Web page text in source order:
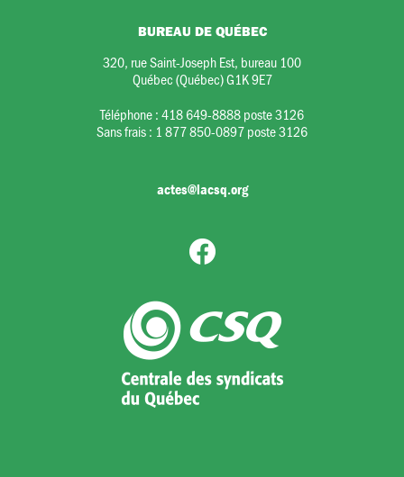
BUREAU DE QUÉBEC
320, rue Saint-Joseph Est, bureau 100
Québec (Québec) G1K 9E7
Téléphone :418 649-8888 poste 3126
Sans frais : 1 877 850-0897 poste 3126
actes@lacsq.org